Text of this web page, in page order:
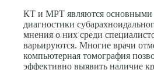
КТ и МРТ являются основными
диагностики
мнения о них среди
варьируются. Многие врачи
компьютерная томография
эффективно выявить наличие